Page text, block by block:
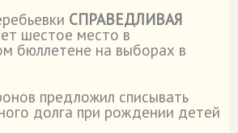
СПРАВЕДЛИВАЯ
шестое место в
бюллетене на выборах в
предложил списывать
долга при рождении детей